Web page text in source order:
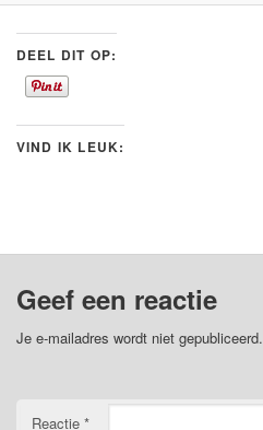
DEEL DIT OP:
VIND IK LEUK:
Geef een reactie
Je e-mailadres wordt niet gepubliceerd.
Reactie *